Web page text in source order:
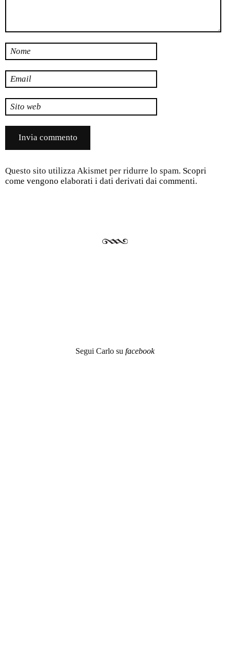
Nome
Email
Sito web
Questo sito utilizza Akismet per ridurre lo spam. Scopri
come vengono elaborati i dati derivati dai commenti.
Segui Carlo su facebook